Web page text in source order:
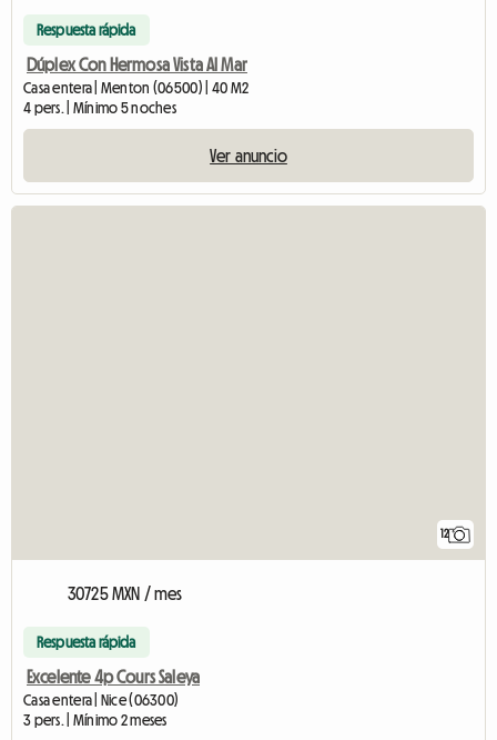
Respuesta rápida
Dúplex Con Hermosa Vista Al Mar
Casa entera | Menton (06500) | 40 M2
4 pers. | Mínimo 5 noches
Ver anuncio
12
30725 MXN / mes
Respuesta rápida
Excelente 4p Cours Saleya
Casa entera | Nice (06300)
3 pers. | Mínimo 2 meses